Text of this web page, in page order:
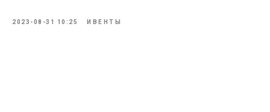
2023-08-31 10:25 ИВЕНТЫ